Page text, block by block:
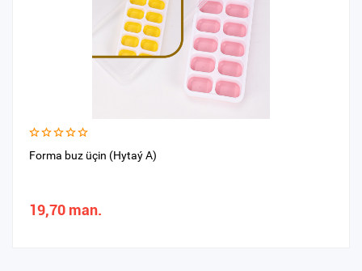
Forma buz üçin (Hytaý A)
19,70 man.